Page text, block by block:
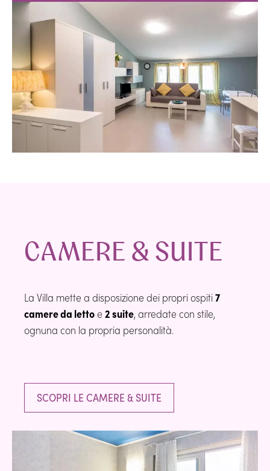
CAMERE & SUITE
La Villa mette a disposizione dei propri ospiti7
camere da lettoe2 suite, arredate con stile,
ognuna con la propria personalità.
SCOPRI LE CAMERE & SUITE